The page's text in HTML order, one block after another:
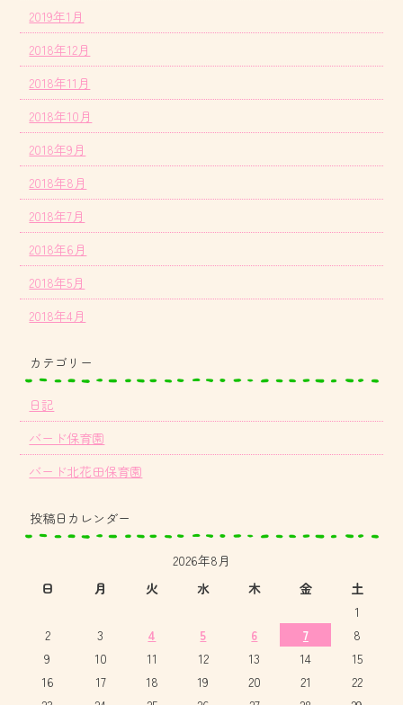
2019年1月
2018年12月
2018年11月
2018年10月
2018年9月
2018年8月
2018年7月
2018年6月
2018年5月
2018年4月
カテゴリー
日記
バード保育園
バード北花田保育園
投稿日カレンダー
2026年8月
日
月 火 水 木 金
土
1
2
3 4 5 6 7
8
9
10 11 12 13 14
15
16
17 18 19 20 21
22